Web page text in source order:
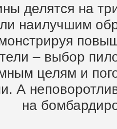
делятся на
наилучшим
– выбор
целям и
А
на